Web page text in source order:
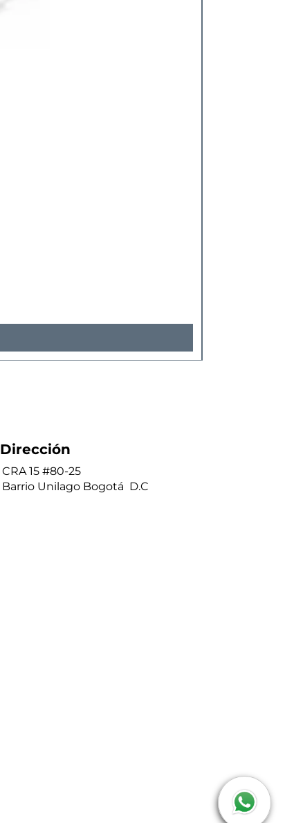
Dirección
CRA 15 #80-25
Barrio Unilago Bogotá D.C